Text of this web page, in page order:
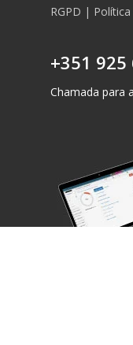
RGPD |
+351 925
Chamada para